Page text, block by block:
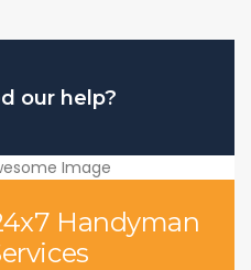
our help?
Handyman